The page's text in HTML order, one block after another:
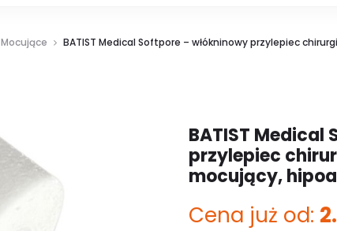
Mocujące
BATIST Medical Softpore – włókninowy przylepiec
BATIST Medical
przylepiec
mocujący,
Cena już od: